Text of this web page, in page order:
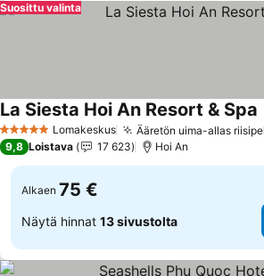
Suosittu valinta
5 TähtiluokitusLomakeskus Ääretön uima-allas
La Siesta Hoi An Resort & Spa
9,8 Loistava 17 623 Hoi An
Alkaen 75 €
Näytä hinnat 13 sivustolta